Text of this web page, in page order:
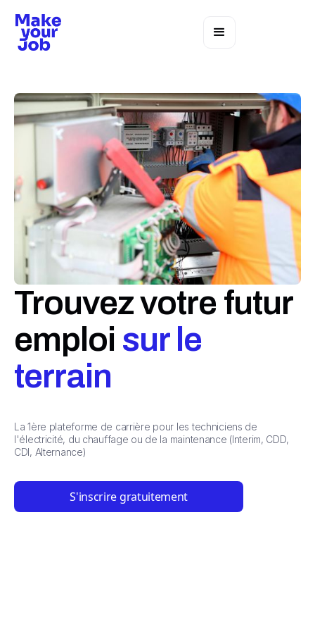
Trouvez votre futur
emploi sur le
terrain
La 1ère plateforme de carrière pour les techniciens de
l'électricité, du chauffage ou de la maintenance (Interim, CDD,
CDI, Alternance)
S'inscrire gratuitement